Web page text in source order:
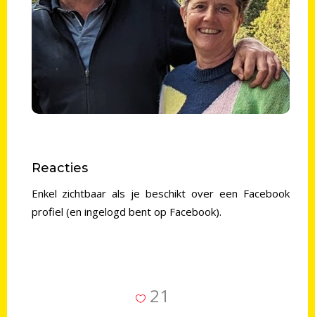
l’Adoux. Bij hen kun je terecht voor alle vragen
omtrent hun jaarlijkse autocarreis naar de
Alpes de Haute Provence.
Reacties
Enkel zichtbaar als je beschikt over een Facebook
profiel (en ingelogd bent op Facebook).
21